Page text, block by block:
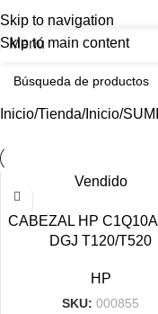
Skip to navigation
Skip to main content
Menú
Inicio Tienda Inicio
Vendido
CABEZAL HP
DGJ T120/T520
HP
SKU:000855